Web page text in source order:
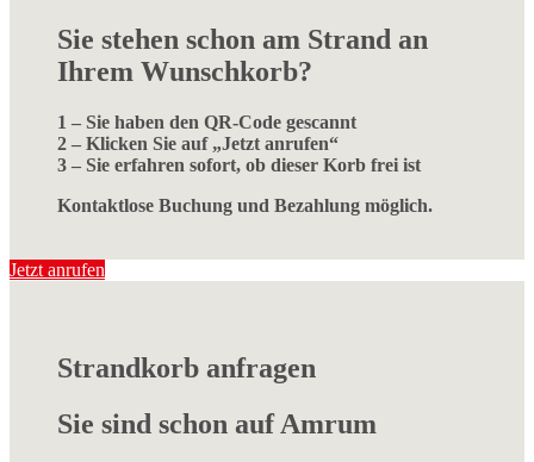
Sie stehen schon am Strand an
Ihrem Wunschkorb?
1 – Sie haben den QR-Code gescannt
2 – Klicken Sie auf „Jetzt anrufen“
3 – Sie erfahren sofort, ob dieser Korb frei ist
Kontaktlose Buchung und Bezahlung möglich.
Jetzt anrufen
Strandkorb anfragen
Sie sind schon auf Amrum